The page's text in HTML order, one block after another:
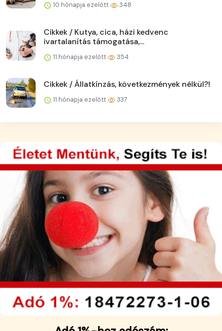
10 hónapja ezelőtt 348
Cikkek / Kutya, cica, házi kedvenc
ivartalanítás támogatása,...
11 hónapja ezelőtt 354
Cikkek / Állatkínzás, következmények nélkül?!
11 hónapja ezelőtt 337